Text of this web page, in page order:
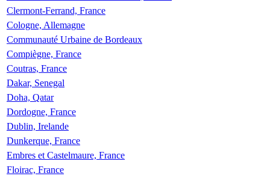
Clermont-Ferrand, France
Cologne, Allemagne
Communauté Urbaine de Bordeaux
Compiègne, France
Coutras, France
Dakar, Senegal
Doha, Qatar
Dordogne, France
Dublin, Irelande
Dunkerque, France
Embres et Castelmaure, France
Floirac, France